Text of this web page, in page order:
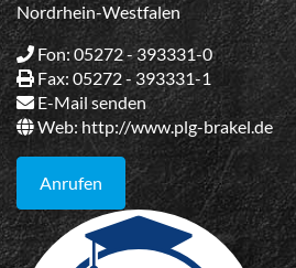
Nordrhein-Westfalen
Fon: 05272 - 393331-0
Fax: 05272 - 393331-1
E-Mail senden
Web:http://www.plg-brakel.de
Anrufen